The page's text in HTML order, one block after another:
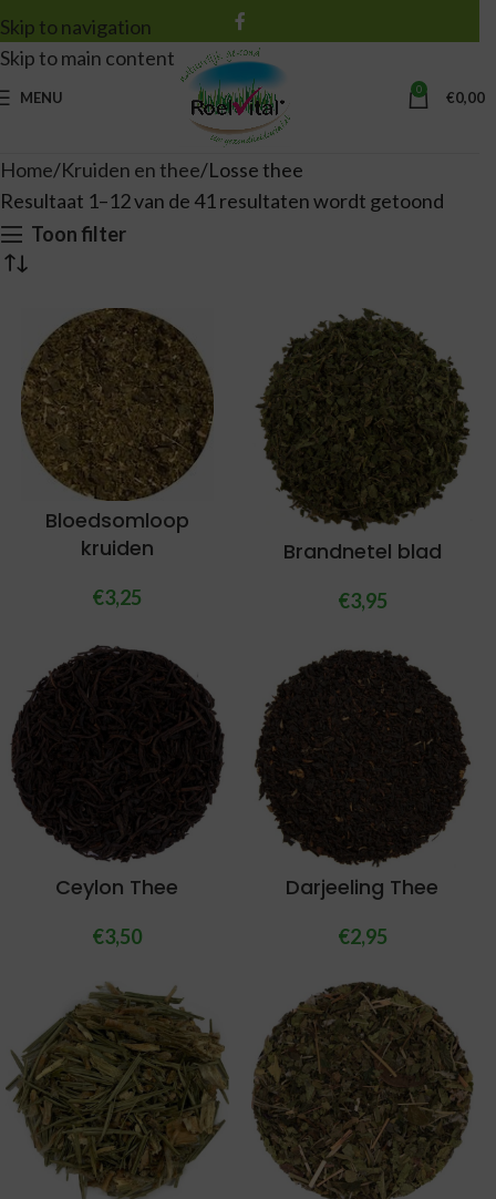
Skip to navigation
Skip to main content
MENU 0 €0,00
Home Kruiden en thee Losse thee
Resultaat 1–12 van de 41 resultaten wordt getoond
Toon filter
Bloedsomloop
kruiden
€3,25
Brandnetel blad
€3,95
Ceylon Thee
€3,50
Darjeeling Thee
€2,95